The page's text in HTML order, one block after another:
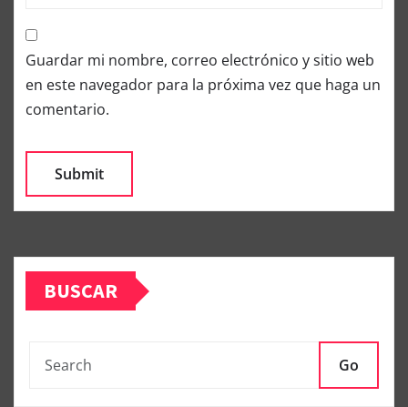
Guardar mi nombre, correo electrónico y sitio web
en este navegador para la próxima vez que haga un
comentario.
BUSCAR
Go